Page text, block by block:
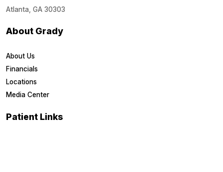
Atlanta, GA 30303
About Grady
About Us
Financials
Locations
Media Center
Patient Links